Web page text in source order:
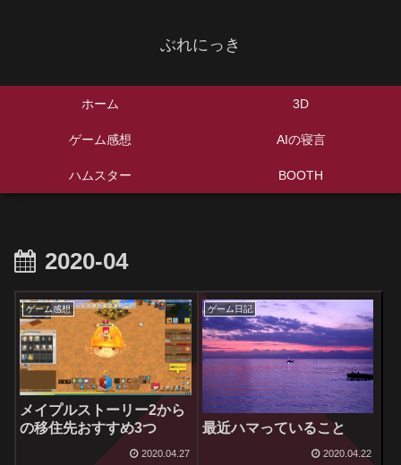
ぶれにっき
ホーム 3D
ゲーム感想 AIの寝言
ハムスター BOOTH
2020-04
ゲーム感想
メイプルストーリー2から
の移住先おすすめ3つ
2020.04.27
ゲーム日記
最近ハマっていること
2020.04.22